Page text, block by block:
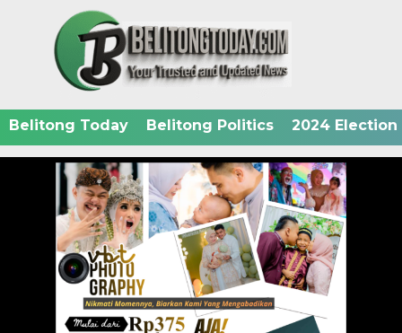
Belitong Today Belitong Politics 2024 Election